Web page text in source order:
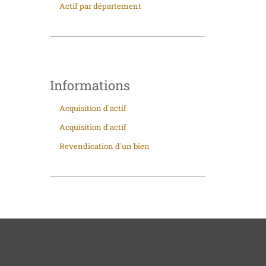
Actif par département
Informations
Acquisition d'actif
Acquisition d'actif
Revendication d'un bien